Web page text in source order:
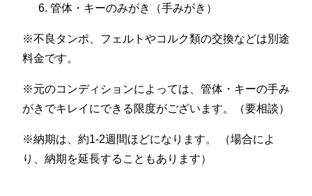
管体・キーのみがき（手みがき）
※不良タンポ、フェルトやコルク類の交換などは別途
料金です。
※元のコンディションによっては、管体・キーの手み
がきでキレイにできる限度がございます。（要相談）
※納期は、約1-2週間ほどになります。 （場合によ
り、納期を延長することもあります）